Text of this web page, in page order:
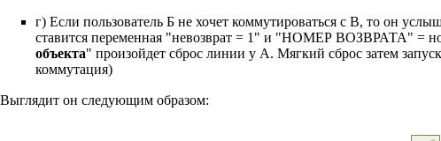
г) Если пользователь Б не хочет коммутироваться с В, то он
ставится переменная "невозврат = 1" и "НОМЕР ВОЗВРАТА" =
объекта" произойдет сброс линии у А. Мягкий сброс затем
коммутация)
Выглядит он следующим образом: